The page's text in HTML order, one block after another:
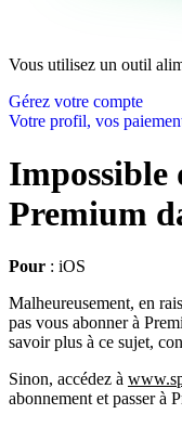
Vous utilisez un outil
Gérez votre compte
Votre profil, vos
Impossible
Premium
Pour : iOS
Malheureusement, en
pas vous abonner à
savoir plus à ce sujet,
Sinon, accédez à
abonnement et passer à